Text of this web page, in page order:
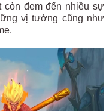
còn đem đến nhiều sự
vị tướng cũng như